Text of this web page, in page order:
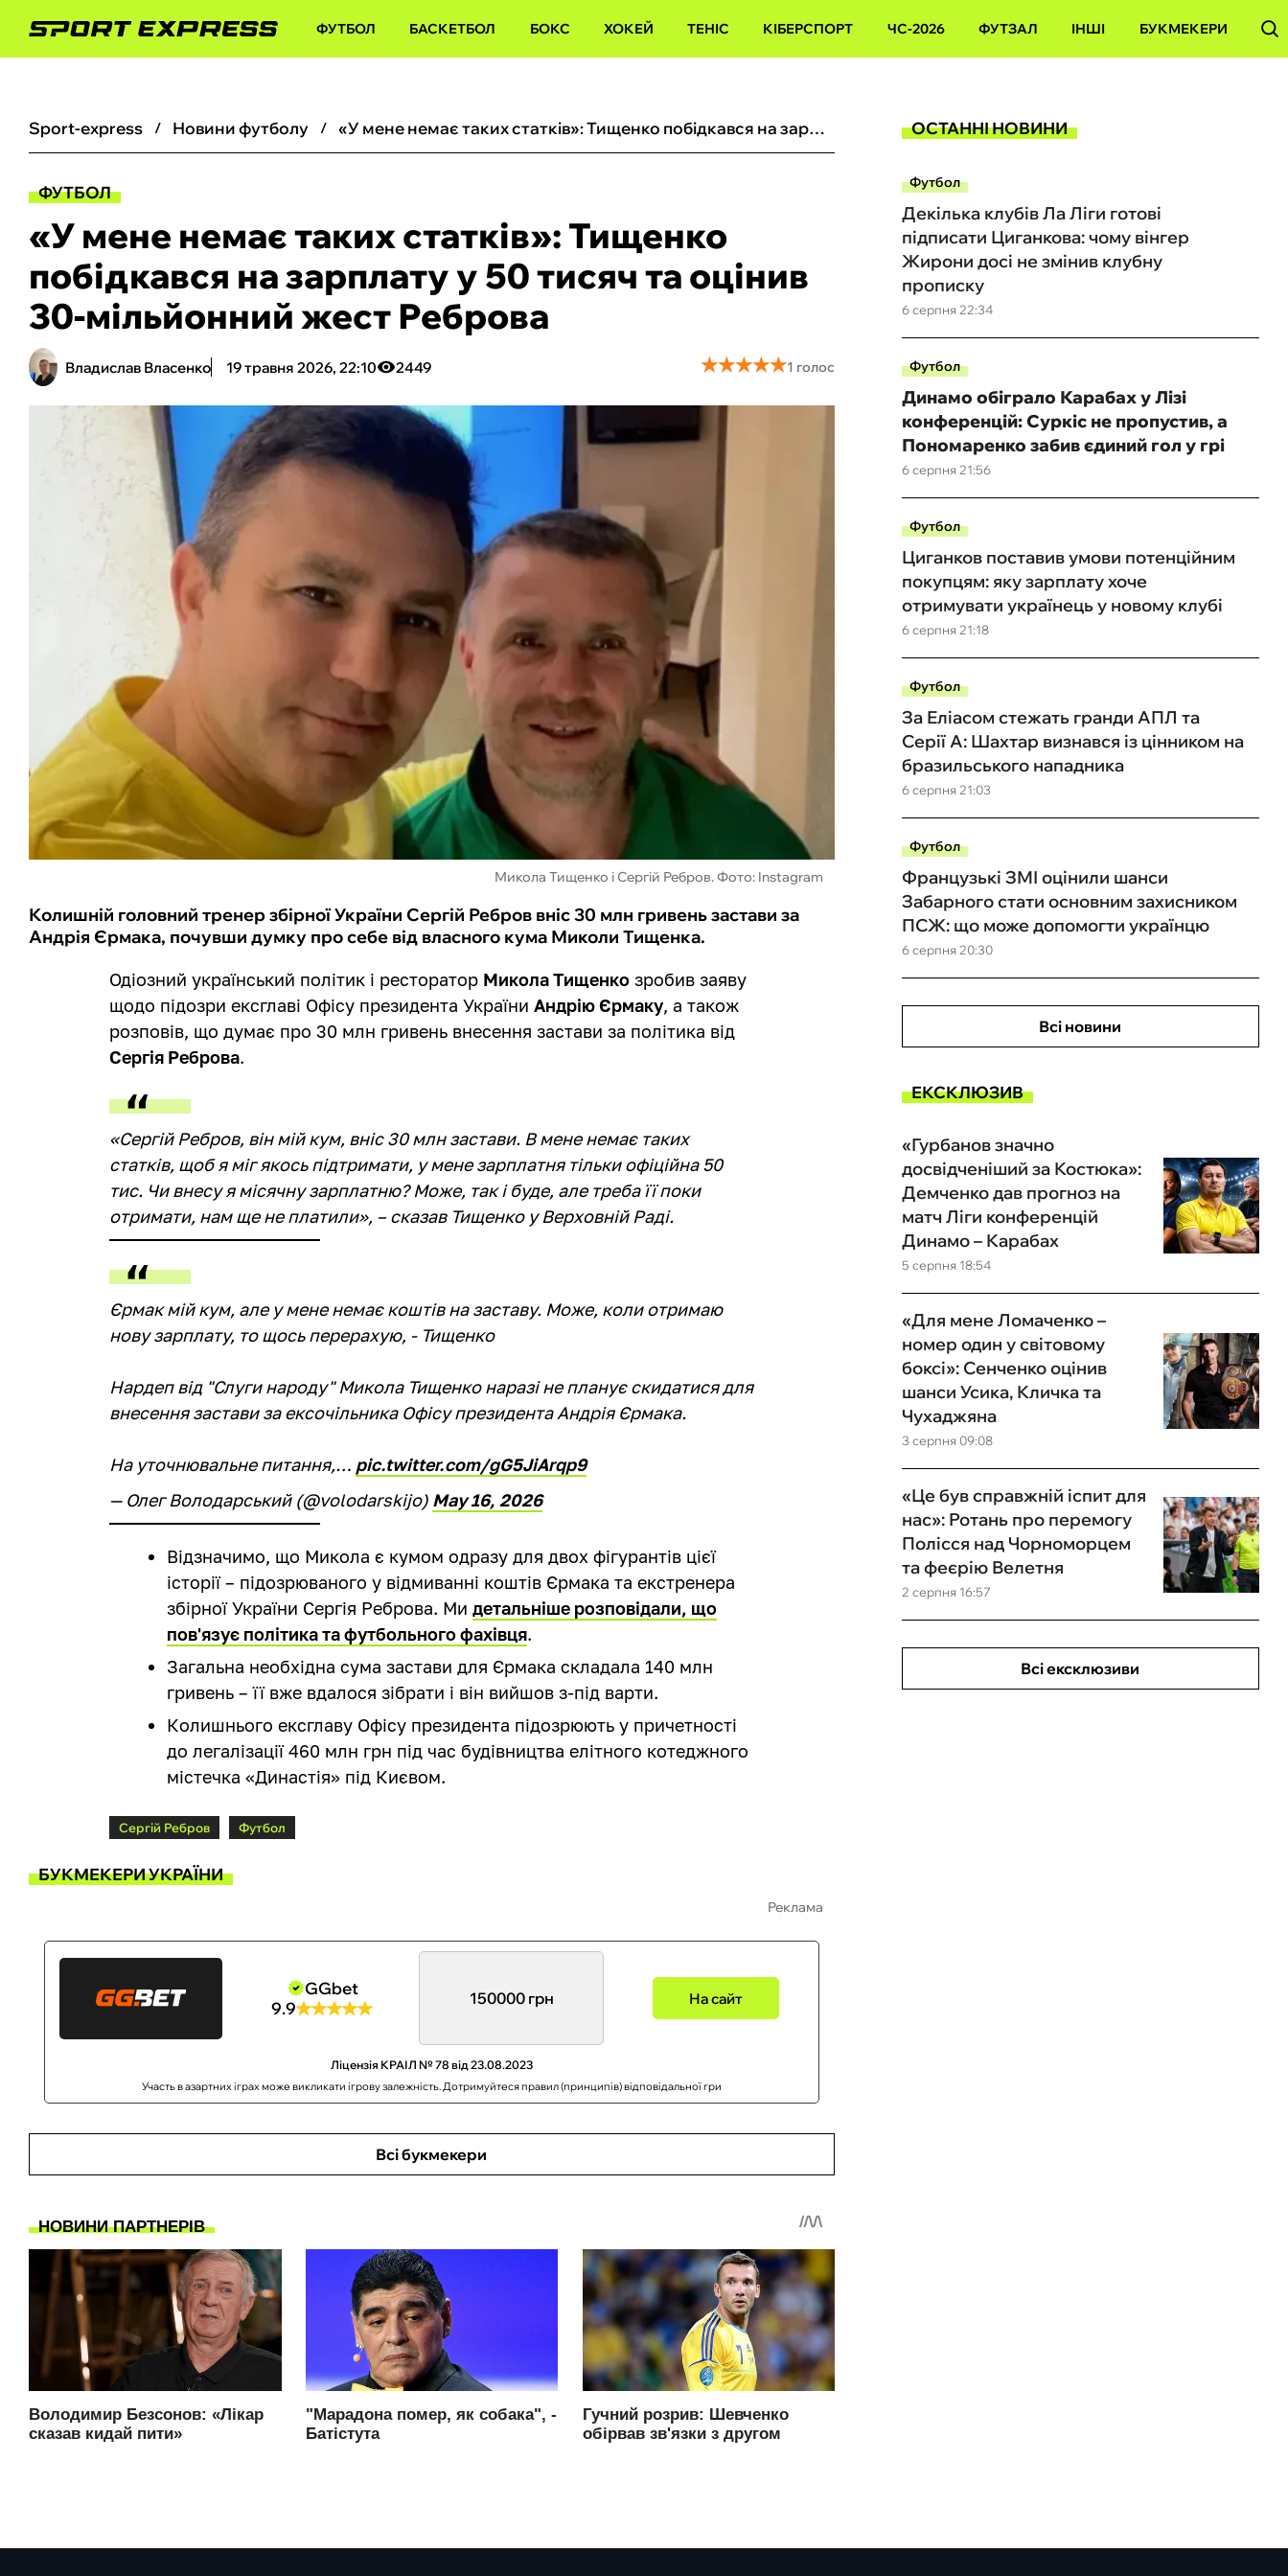
ФУТБОЛ БАСКЕТБОЛ БОКС ХОКЕЙ ТЕНІС КІБЕРСПОРТ ЧС-2026 ФУТЗАЛ ІНШІ БУКМЕКЕРИ
sport-express новини футболу «У мене немає таких статків»: Тищенко побідкався на зарплату у 50 тисяч та оцінив 30-мільйонний жест Реброва
ФУТБОЛ
«У мене немає таких статків»: Тищенко
побідкався на зарплату у 50 тисяч та оцінив
30-мільйонний жест Реброва
Владислав Власенко 19 травня 2026, 22:10 2449 ★★★★★
★★★★★1 голос
Микола Тищенко і Сергій Ребров. Фото: Instagram
Колишній головний тренер збірної України Сергій Ребров вніс 30 млн гривень застави за
Андрія Єрмака, почувши думку про себе від власного кума Миколи Тищенка.
Одіозний український політик і ресторатор Микола Тищенко зробив заяву
щодо підозри ексглаві Офісу президента УкраїниАндрію Єрмаку, а також
розповів, що думає про 30 млн гривень внесення застави за політика від
Сергія Реброва.
«Сергій Ребров, він мій кум, вніс 30 млн застави. В мене немає таких
статків, щоб я міг якось підтримати, у мене зарплатня тільки офіційна 50
тис. Чи внесу я місячну зарплатню? Може, так і буде, але треба її поки
отримати, нам ще не платили», – сказав Тищенко у Верховній Раді.
Єрмак мій кум, але у мене немає коштів на заставу. Може, коли отримаю
нову зарплату, то щось перерахую, - Тищенко
Нардеп від "Слуги народу" Микола Тищенко наразі не планує скидатися для
внесення застави за ексочільника Офісу президента Андрія Єрмака.
На уточнювальне питання,… pic.twitter.com/gG5JiArqp9
— Олег Володарський (@volodarskijo) May 16, 2026
Відзначимо, що Микола є кумом одразу для двох фігурантів цієї
історії – підозрюваного у відмиванні коштів Єрмака та екстренера
збірної України Сергія Реброва. Мидетальніше розповідали, що
пов'язує політика та футбольного фахівця.
Загальна необхідна сума застави для Єрмака складала 140 млн
гривень – її вже вдалося зібрати і він вийшов з-під варти.
Колишнього ексглаву Офісу президента підозрюють у причетності
до легалізації 460 млн грн під час будівництва елітного котеджного
містечка «Династія» під Києвом.
Сергій Ребров Футбол
БУКМЕКЕРИ УКРАЇНИ
Реклама
GGbet
9.9
150000 грн На сайт
Ліцензія КРАІЛ № 78 від 23.08.2023
Участь в азартних іграх може викликати ігрову залежність. Дотримуйтеся правил (принципів) відповідальної гри
Всі букмекери
ОСТАННІ НОВИНИ
Футбол
6 серпня 22:34
Декілька клубів Ла Ліги готові
підписати Циганкова: чому вінгер
Жирони досі не змінив клубну
прописку
Футбол
6 серпня 21:56
Динамо обіграло Карабах у Лізі
конференцій: Суркіс не пропустив, а
Пономаренко забив єдиний гол у грі
Футбол
6 серпня 21:18
Циганков поставив умови потенційним
покупцям: яку зарплату хоче
отримувати українець у новому клубі
Футбол
6 серпня 21:03
За Еліасом стежать гранди АПЛ та
Серії А: Шахтар визнався із цінником на
бразильського нападника
Футбол
6 серпня 20:30
Французькі ЗМІ оцінили шанси
Забарного стати основним захисником
ПСЖ: що може допомогти українцю
Всі новини
ЕКСКЛЮЗИВ
5 серпня 18:54
«Гурбанов значно
досвідченіший за Костюка»:
Демченко дав прогноз на
матч Ліги конференцій
Динамо – Карабах
3 серпня 09:08
«Для мене Ломаченко –
номер один у світовому
боксі»: Сенченко оцінив
шанси Усика, Кличка та
Чухаджяна
2 серпня 16:57
«Це був справжній іспит для
нас»: Ротань про перемогу
Полісся над Чорноморцем
та феєрію Велетня
Всі ексклюзиви